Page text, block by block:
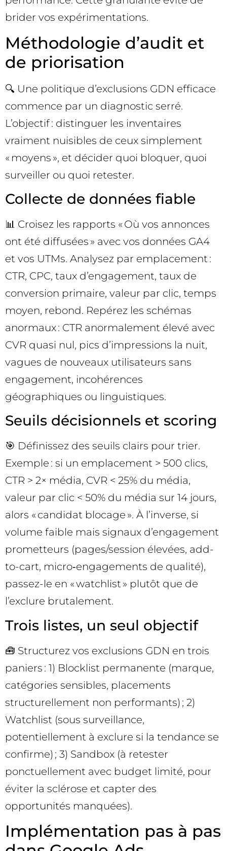
brider vos expérimentations.
Méthodologie d’audit et
de priorisation
🔍 Une politique d’exclusions GDN efficace
commence par un diagnostic serré.
L’objectif : distinguer les inventaires
vraiment nuisibles de ceux simplement
« moyens », et décider quoi bloquer, quoi
surveiller ou quoi retester.
Collecte de données fiable
📊 Croisez les rapports « Où vos annonces
ont été diffusées » avec vos données GA4
et vos UTMs. Analysez par emplacement :
CTR, CPC, taux d’engagement, taux de
conversion primaire, valeur par clic, temps
moyen, rebond. Repérez les schémas
anormaux : CTR anormalement élevé avec
CVR quasi nul, pics d’impressions la nuit,
vagues de nouveaux utilisateurs sans
engagement, incohérences
géographiques ou linguistiques.
Seuils décisionnels et scoring
🎯 Définissez des seuils clairs pour trier.
Exemple : si un emplacement > 500 clics,
CTR > 2× média, CVR < 25% du média,
valeur par clic < 50% du média sur 14 jours,
alors « candidat blocage ». À l’inverse, si
volume faible mais signaux d’engagement
prometteurs (pages/session élevées, add-
to-cart, micro‑engagements de qualité),
passez-le en « watchlist » plutôt que de
l’exclure brutalement.
Trois listes, un seul objectif
🧰 Structurez vos exclusions GDN en trois
paniers : 1) Blocklist permanente (marque,
catégories sensibles, placements
structurellement non performants) ; 2)
Watchlist (sous surveillance,
potentiellement à exclure si la tendance se
confirme) ; 3) Sandbox (à retester
ponctuellement avec budget limité, pour
éviter la sclérose et capter des
opportunités manquées).
Implémentation pas à pas